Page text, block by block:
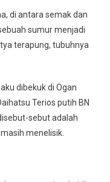
di antara semak dan
sumur menjadi
terapung, tubuhnya
dibekuk di Ogan
Terios putih BN
sebut adalah
menelisik.